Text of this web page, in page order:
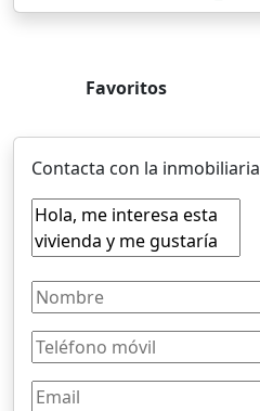
Favoritos
Contacta con la inmobiliaria